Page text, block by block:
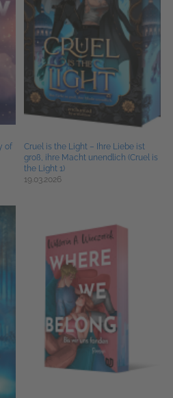
of
Cruel is the Light – Ihre Liebe ist
groß, ihre Macht unendlich (Cruel is
the Light 1)
19.03.2026